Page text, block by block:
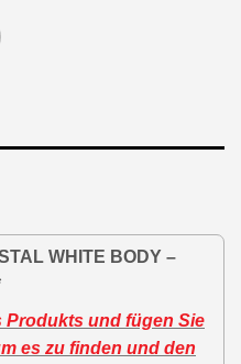
WHITE BODY –
Produkts und fügen Sie
es zu finden und den